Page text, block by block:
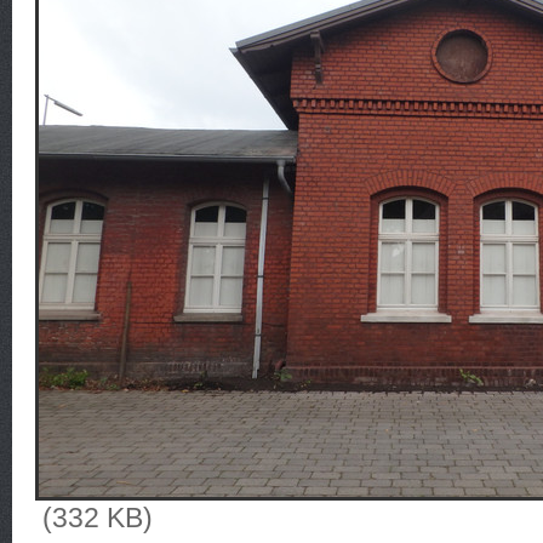
(332 KB)